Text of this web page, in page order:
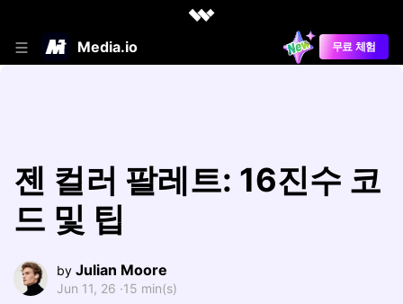
Media.io 무료 체험
젠 컬러 팔레트: 16진수 코
드 및 팁
by Julian Moore
Jun 11, 26 ·15 min(s)